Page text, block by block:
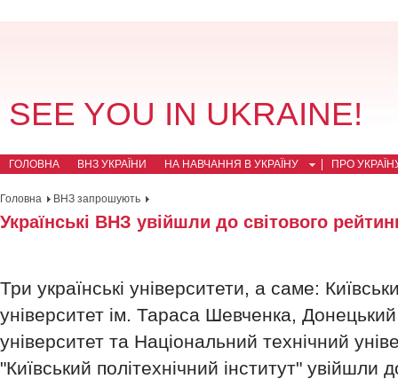
SEE YOU IN UKRAINE!
ГОЛОВНА ВНЗ УКРАЇНИ НА НАВЧАННЯ В УКРАЇНУ ПРО
Головна ВНЗ запрошують
Українські ВНЗ увійшли до світового
Три українські університети, а саме:
університет ім. Тараса Шевченка,
університет та Національний технічний
"Київський політехнічний інститут" увійшли